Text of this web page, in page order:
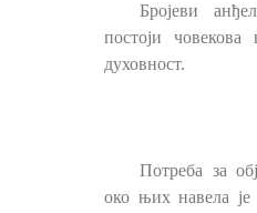
Бројеви
постоји
духовност.
Потреба за
око њих навела